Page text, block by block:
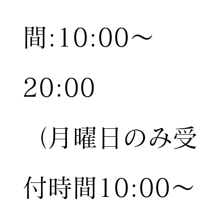
間:10:00〜
20:00
（月曜日のみ受
付時間10:00〜